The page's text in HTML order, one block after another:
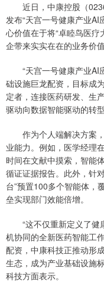
近日，中康控股（
发布“天宫一号健康产业AI
心价值在于将“卓睦鸟医
企带来实实在在的业务价
“天宫一号健康产业AI
础设施巨龙配资，目标成
定者，连接医药研发、生
驱动向数据智能驱动的转型
作为个人端解决方案，
业能力。例如，医学经理
时间在文献中摸索，智能
循证证据报告。此外，针
台”预置100多个智能体，
垒实现部门效能倍增。
“这不仅重新定义了健
机协同的全新医药智能工
配资，中康科技正推动形
生态，成为产业基础设施
科技方面表示。